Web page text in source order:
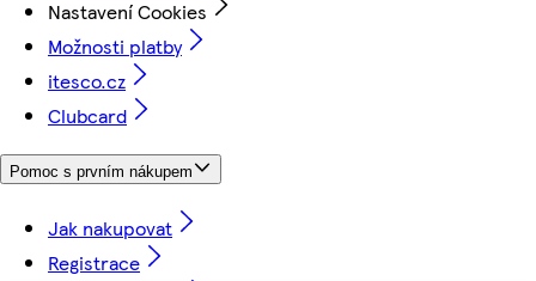
Nastavení Cookies
Možnosti platby
itesco.cz
Clubcard
Pomoc s prvním nákupem
Jak nakupovat
Registrace